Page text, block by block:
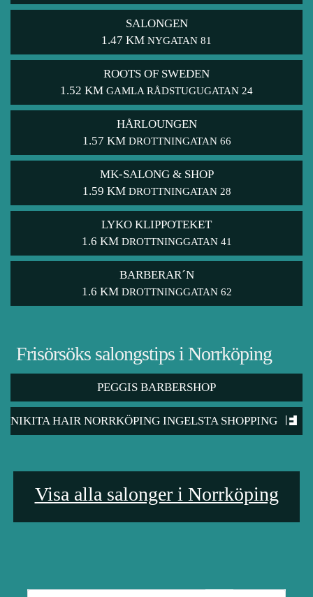
SALONGEN
1.47 KM NYGATAN 81
ROOTS OF SWEDEN
1.52 KM GAMLA RÅDSTUGUGATAN 24
HÅRLOUNGEN
1.57 KM DROTTNINGATAN 66
MK-SALONG & SHOP
1.59 KM DROTTNINGATAN 28
LYKO KLIPPOTEKET
1.6 KM DROTTNINGGATAN 41
BARBERAR´N
1.6 KM DROTTNINGGATAN 62
Frisörsöks salongstips i Norrköping
PEGGIS BARBERSHOP
NIKITA HAIR NORRKÖPING INGELSTA SHOPPING
Visa alla salonger i Norrköping